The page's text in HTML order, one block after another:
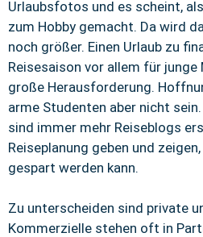
Urlaubsfotos und es scheint,
zum Hobby gemacht. Da wird
noch größer. Einen Urlaub zu
Reisesaison vor allem für junge
große Herausforderung.
arme Studenten aber nicht
sind immer mehr Reiseblogs
Reiseplanung geben und
gespart werden kann.
Zu unterscheiden sind private
Kommerzielle stehen oft in